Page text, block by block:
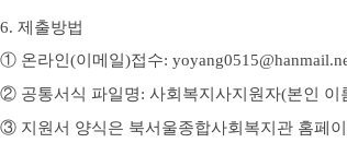
6. 제출방법
① 온라인(이메일)접수:
② 공통서식 파일명: 사회복지사지원자(본인 이
③ 지원서 양식은 북서울종합사회복지관 홈페이